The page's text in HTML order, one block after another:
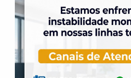
04/08/2006
Jogo: ELASE 5 X 2